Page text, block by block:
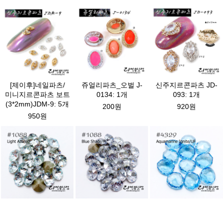
[제이후]네일파츠/
미니지르콘파츠 보트
(3*2mm)JDM-9: 5개
950원
쥬얼리파츠_오벌 J-
0134: 1개
200원
신주지르콘파츠 JD-
093: 1개
920원